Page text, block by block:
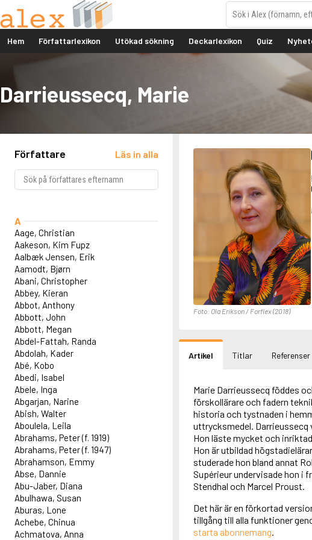
Hem Författarlexikon Utökad sökning Deckarlexikon Quiz
Darrieussecq, Marie
Författare Läs in alla
A
Aage, Christian
Aakeson, Kim Fupz
Aalbæk Jensen, Erik
Aamodt, Bjørn
Abani, Christopher
Abbey, Kieran
Abbot, Anthony
Abbott, John
Abbott, Megan
Abdel-Fattah, Randa
Abdolah, Kader
Abé, Kobo
Abedi, Isabel
Abele, Inga
Abgarjan, Narine
Abish, Walter
Aboulela, Leila
Abrahams, Peter (f. 1919)
Abrahams, Peter (f. 1947)
Abrahamson, Emmy
Abse, Dannie
Abu-Jaber, Diana
Abulhawa, Susan
Aburas, Lone
Achebe, Chinua
Achmatova, Anna
Foto: Ola Erikson / Forflex (2018)
Artikel Titlar Referenser
Marie Darrieussecq föddes
förskollärare och fadern
historia och tystnaden i
uttrycksmedel.
Hon läste mycket och
Hon är utbildad
studerade hon bland annat
Supérieur undervisade hon i
Stendhal och Marcel Proust.
Det här är en förkortad
tillgång till alla funktioner
starta abonnemang.